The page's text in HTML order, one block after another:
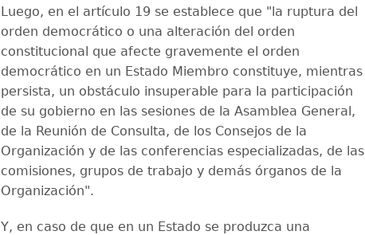
Luego, en el artículo 19 se establece que "la ruptura del
orden democrático o una alteración del orden
constitucional que afecte gravemente el orden
democrático en un Estado Miembro constituye, mientras
persista, un obstáculo insuperable para la participación
de su gobierno en las sesiones de la Asamblea General,
de la Reunión de Consulta, de los Consejos de la
Organización y de las conferencias especializadas, de las
comisiones, grupos de trabajo y demás órganos de la
Organización".
Y, en caso de que en un Estado se produzca una